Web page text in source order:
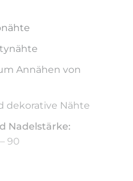
Annähen von
dekorative Nähte
Nadelstärke:
90